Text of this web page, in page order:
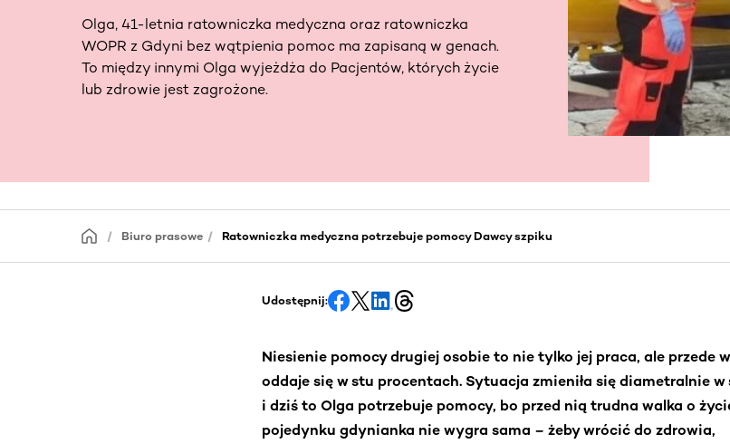
Olga, 41-letnia ratowniczka medyczna oraz ratowniczka
WOPR z Gdyni bez wątpienia pomoc ma zapisaną w genach.
To między innymi Olga wyjeżdża do Pacjentów, których życie
lub zdrowie jest zagrożone.
Biuro prasowe Ratowniczka medyczna potrzebuje pomocy Dawcy szpiku
Udostępnij:
Niesienie pomocy drugiej osobie to nie tylko jej praca, ale przede
oddaje się w stu procentach. Sytuacja zmieniła się diametralnie w
i dziś to Olga potrzebuje pomocy, bo przed nią trudna walka o
pojedynku gdynianka nie wygra sama – żeby wrócić do zdrowia,